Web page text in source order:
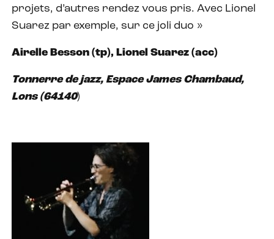
projets, d’autres rendez vous pris. Avec Lionel
Suarez par exemple, sur ce joli duo »
Airelle Besson (tp), Lionel Suarez (acc)
Tonnerre de jazz, Espace James Chambaud,
Lons (64140)